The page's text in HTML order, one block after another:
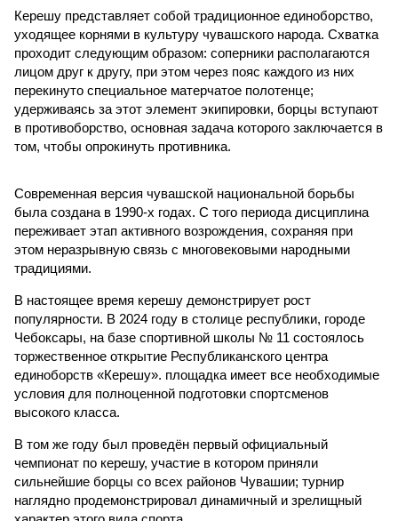
Керешу представляет собой традиционное единоборство,
уходящее корнями в культуру чувашского народа. Схватка
проходит следующим образом: соперники располагаются
лицом друг к другу, при этом через пояс каждого из них
перекинуто специальное матерчатое полотенце;
удерживаясь за этот элемент экипировки, борцы вступают
в противоборство, основная задача которого заключается в
том, чтобы опрокинуть противника.
Современная версия чувашской национальной борьбы
была создана в 1990-х годах. С того периода дисциплина
переживает этап активного возрождения, сохраняя при
этом неразрывную связь с многовековыми народными
традициями.
В настоящее время керешу демонстрирует рост
популярности. В 2024 году в столице республики, городе
Чебоксары, на базе спортивной школы № 11 состоялось
торжественное открытие Республиканского центра
единоборств «Керешу». площадка имеет все необходимые
условия для полноценной подготовки спортсменов
высокого класса.
В том же году был проведён первый официальный
чемпионат по керешу, участие в котором приняли
сильнейшие борцы со всех районов Чувашии; турнир
наглядно продемонстрировал динамичный и зрелищный